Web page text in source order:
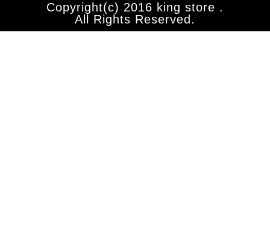
Copyright(c) 2016 king store .
All Rights Reserved.